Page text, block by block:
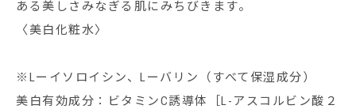
ある美しさみなぎる肌にみちびきます。
〈美白化粧水〉
※Lーイソロイシン、Lーバリン（すべて保湿成分）
美白有効成分：ビタミンC誘導体［L-アスコルビン酸２